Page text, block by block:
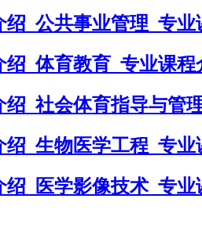
_公共事业管理_专
_体育教育_专业课
_社会体育指导与管
_生物医学工程_专
_医学影像技术_专